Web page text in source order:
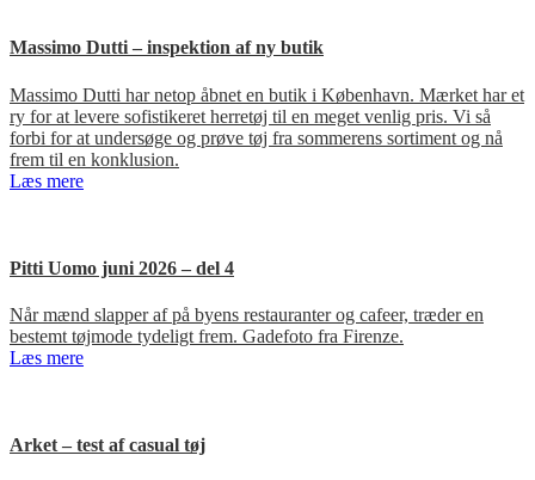
Massimo Dutti – inspektion af ny butik
Massimo Dutti har netop åbnet en butik i København. Mærket har et
ry for at levere sofistikeret herretøj til en meget venlig pris. Vi så
forbi for at undersøge og prøve tøj fra sommerens sortiment og nå
frem til en konklusion.
Læs mere
Pitti Uomo juni 2026 – del 4
Når mænd slapper af på byens restauranter og cafeer, træder en
bestemt tøjmode tydeligt frem. Gadefoto fra Firenze.
Læs mere
Arket – test af casual tøj